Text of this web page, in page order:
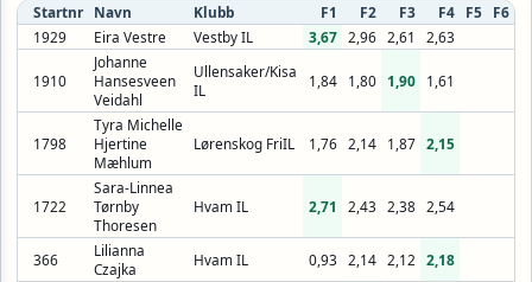
Startnr Navn Klubb F1 F2 F3 F4 F5
F6
1929
Eira Vestre Vestby IL 3,67 2,96 2,61 2,63
1910
Johanne
Hansesveen
Veidahl
Ullensaker/Kisa
IL
1,84 1,80 1,90 1,61
1798
Tyra Michelle
Hjertine
Mæhlum
Lørenskog FriIL 1,76 2,14 1,87 2,15
1722
Sara-Linnea
Tørnby
Thoresen
Hvam IL 2,71 2,43 2,38 2,54
366
Lilianna
Czajka
Hvam IL 0,93 2,14 2,12 2,18